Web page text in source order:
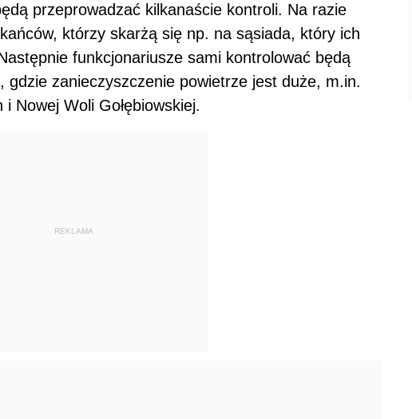
przeprowadzać kilkanaście kontroli. Na razie
którzy skarżą się np. na sąsiada, który ich
funkcjonariusze sami kontrolować będą
gdzie zanieczyszczenie powietrze jest duże, m.in.
Nowej Woli Gołębiowskiej.
REKLAMA